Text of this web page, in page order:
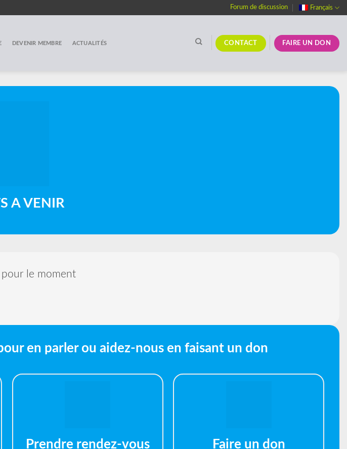
Forum de discussion Français
DEVENIR MEMBRE ACTUALITÉS CONTACT FAIRE UN DON
A VENIR
le moment
en parler ou aidez-nous en faisant un don
Prendre rendez-vous Faire un don